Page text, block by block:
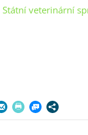
Státní veterinární